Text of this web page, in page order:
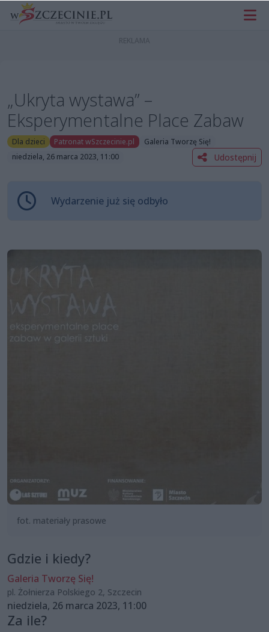
„Ukryta wystawa” –
Eksperymentalne Place Zabaw
Dla dzieci Patronat wSzczecinie.pl
Galeria Tworzę Się!
niedziela, 26 marca 2023, 11:00
Udostępnij
Wydarzenie już się odbyło
fot. materiały prasowe
Gdzie i kiedy?
Galeria Tworzę Się!
pl. Żołnierza Polskiego 2, Szczecin
niedziela, 26 marca 2023, 11:00
Za ile?